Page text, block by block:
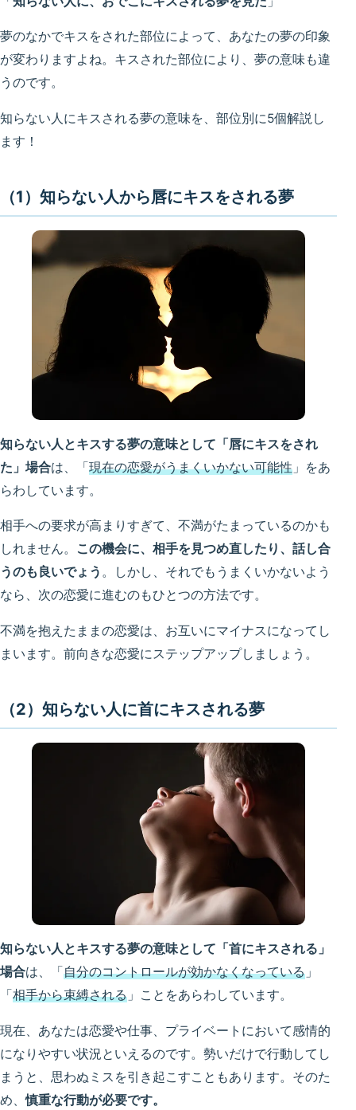
夢のなかでキスをされた部位によって、あなたの夢の印象
が変わりますよね。キスされた部位により、夢の意味も違
うのです。
知らない人にキスされる夢の意味を、部位別に5個解説し
ます！
（1）知らない人から唇にキスをされる夢
知らない人とキスする夢の意味として「唇にキスをされ
た」場合は、「現在の恋愛がうまくいかない可能性 」をあ
らわしています。
相手への要求が高まりすぎて、不満がたまっているのかも
しれません。
この機会に、相手を見つめ直したり、話し合
うのも良いでょう 。しかし、それでもうまくいかないよう
なら、次の恋愛に進むのもひとつの方法です。
不満を抱えたままの恋愛は、お互いにマイナスになってし
まいます。前向きな恋愛にステップアップしましょう。
（2）知らない人に首にキスされる夢
知らない人とキスする夢の意味として「首にキスされる」
場合は、「 自分のコントロールが効かなくなっている 」
「 相手から束縛される 」ことをあらわしています。
現在、あなたは恋愛や仕事、プライベートにおいて感情的
になりやすい状況といえるのです。勢いだけで行動してし
まうと、思わぬミスを引き起こすこともあります。そのた
め、慎重な行動が必要です。